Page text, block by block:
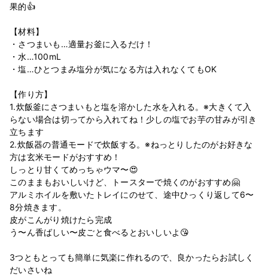
果的👍
【材料】
・さつまいも…適量お釜に入るだけ！
・水…100mL
・塩…ひとつまみ塩分が気になる方は入れなくてもOK
【作り方】
1.炊飯釜にさつまいもと塩を溶かした水を入れる。※大きくて入
らない場合は切ってから入れてね！少しの塩でお芋の甘みが引き
立ちます
2.炊飯器の普通モードで炊飯する。※ねっとりしたのがお好きな
方は玄米モードがおすすめ！
しっとり甘くてめっちゃウマ〜😍
このままもおいしいけど、トースターで焼くのがおすすめ🤗
アルミホイルを敷いたトレイにのせて、途中ひっくり返して6〜
8分焼きます。
皮がこんがり焼けたら完成
う〜ん香ばしい〜皮ごと食べるとおいしいよ😘
3つともとっても簡単に気楽に作れるので、良かったらお試しく
だいさいね